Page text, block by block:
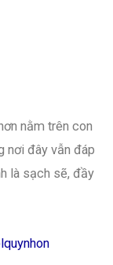
nằm trên con
nơi đây vẫn đáp
là sạch sẽ, đầy